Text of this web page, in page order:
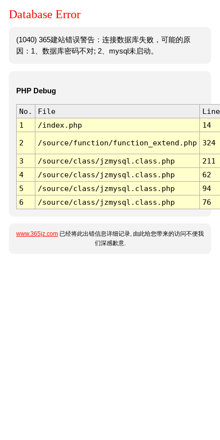
Database Error
(1040) 365建站错误警告：连接数据库失败，可能的原
因：1、数据库密码不对; 2、mysql未启动。
PHP Debug
No. File
Line
1
/index.php 14
2 /source/function/function_extend.php 324
3 /source/class/jzmysql.class.php
211
4
/source/class/jzmysql.class.php
62
5
/source/class/jzmysql.class.php
94
6
/source/class/jzmysql.class.php 76
www.365jz.com 已经将此出错信息详细记录, 由此给您带来的访问不便我
们深感歉意.